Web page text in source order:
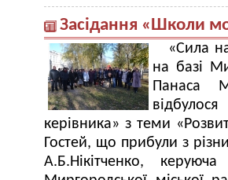
Засідання «Школи
«Сила
на базі
Панаса
керівника» з теми
Гостей, що прибули з
А.Б.Нікітченко,